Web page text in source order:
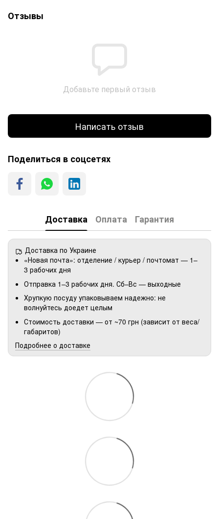
Отзывы
Добавьте первый отзыв
Написать отзыв
Поделиться в соцсетях
Доставка Оплата Гарантия
Доставка по Украине
«Новая почта»: отделение / курьер / почтомат — 1–
3 рабочих дня
Отправка 1–3 рабочих дня. Сб–Вс — выходные
Хрупкую посуду упаковываем надежно: не
волнуйтесь доедет целым
Стоимость доставки — от ~70 грн (зависит от веса/
габаритов)
Подробнее о доставке